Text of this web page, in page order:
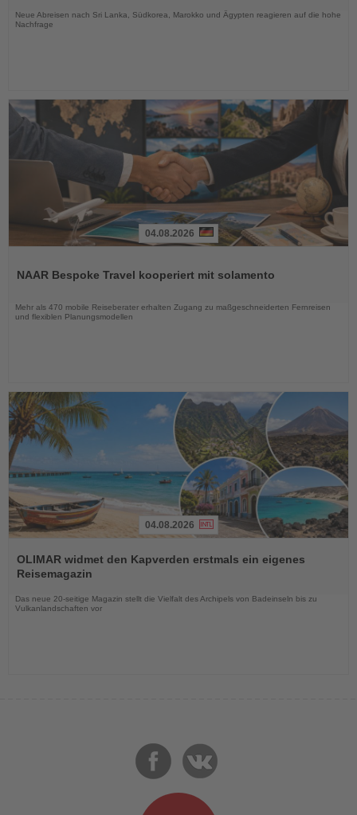
Neue Abreisen nach Sri Lanka, Südkorea, Marokko und Ägypten reagieren auf die hohe
Nachfrage
die
04.08.2026
NAAR Bespoke Travel kooperiert mit solamento
Mehr als 470 mobile Reiseberater erhalten Zugang zu maßgeschneiderten Fernreisen
und flexiblen Planungsmodellen
Sie
die
Nachrichten
04.08.2026
OLIMAR widmet den Kapverden erstmals ein eigenes
Reisemagazin
Das neue 20-seitige Magazin stellt die Vielfalt des Archipels von Badeinseln bis zu
Vulkanlandschaften vor